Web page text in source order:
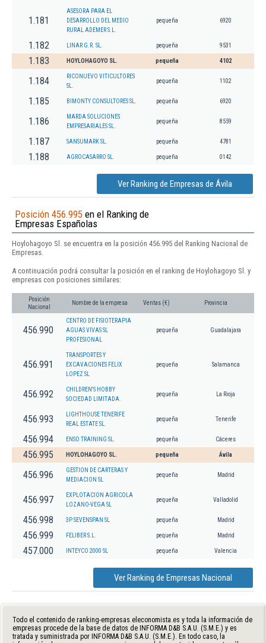
1.181
ASESORA PARA EL
DESARROLLO DEL MEDIO
RURAL ADEMER S.L.
pequeña 6920
1.182 LINAR G.R. SL. pequeña 9531
1.183 HOYLOHAGOYO SL. pequeña 4102
1.184
RICONUEVO VITICULTORES
SL.
pequeña 1102
1.185 BIMONTY CONSULTORES SL. pequeña 6920
1.186
MARDA SOLUCIONES
EMPRESARIALES SL.
pequeña 8559
1.187 SANSUMARK SL. pequeña 4781
1.188 AGROCASARRO SL. pequeña 0142
Ver Ranking de Empresas de Ávila
Posición 456.995 en el Ranking de
Empresas Españolas
Hoylohagoyo Sl. se encuentra en la posición 456.995 del Ranking Nacional de
Empresas.
A continuación podrá consultar la posición en el ranking de Hoylohagoyo Sl. y
empresas con posiciones similares:
Posición
Nacional
Nombre de la empresa Ventas (€) Provincia
456.990
CENTRO DE FISIOTERAPIA
AGUAS VIVAS SL
PROFESIONAL
pequeña Guadalajara
456.991
TRANSPORTES Y
EXCAVACIONES FELIX
LOPEZ SL
pequeña Salamanca
456.992
CHILDREN'S HOBBY
SOCIEDAD LIMITADA.
pequeña La Rioja
456.993
LIGHTHOUSE TENERIFE
REAL ESTATE SL.
pequeña Tenerife
456.994 ENSO TRAINING SL. pequeña Cáceres
456.995 HOYLOHAGOYO SL. pequeña Ávila
456.996
GESTION DE CARTERAS Y
MEDIACION SL
pequeña Madrid
456.997
EXPLOTACION AGRICOLA
LOZANO-VEGA SL
pequeña Valladolid
456.998 3P SEVENSPAN SL pequeña Madrid
456.999 FELIBER S.L. pequeña Madrid
457.000 INTEYCO 2000 SL pequeña Valencia
Ver Ranking de Empresas Nacional
Todo el contenido de ranking-empresas.eleconomista.es y toda la información de
empresas procede de la base de datos de INFORMA D&B S.A.U. (S.M.E.) y es
tratada y suministrada por INFORMA D&B S.A.U. (S.M.E.). En todo caso, la